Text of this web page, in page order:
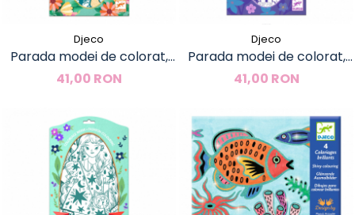
Djeco
Parada modei de colorat,
Rebeca si prietenele, Djeco
41,00 RON
Djeco
Parada modei de colorat,
Zaho si prietenele, Djeco
41,00 RON